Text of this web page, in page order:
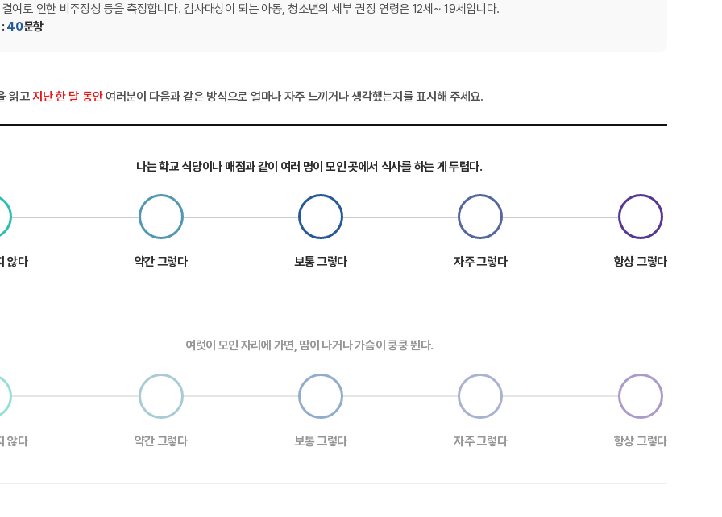
여로 인한 비주장성 등을 측정합니다. 검사대상이 되는 아동, 청소년의 세부 권장 연령은 12세~ 19세입니다.
40문항
읽고지난 한 달 동안여러분이 다음과 같은 방식으로 얼마나 자주 느끼거나 생각했는지를 표시해 주세요.
나는 학교 식당이나 매점과 같이 여러 명이 모인 곳에서 식사를 하는 게 두렵다.
않다 약간 그렇다 보통 그렇다 자주 그렇다 항상 그렇다
여럿이 모인 자리에 가면, 땀이 나거나 가슴이 쿵쿵 뛴다.
않다 약간 그렇다 보통 그렇다 자주 그렇다 항상 그렇다